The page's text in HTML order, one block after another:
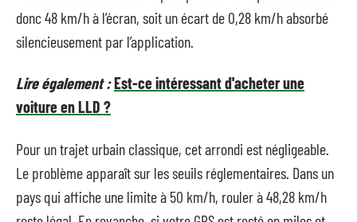
donc 48 km/h à l’écran, soit un écart de 0,28 km/h absorbé
silencieusement par l’application.
Lire également :Est-ce intéressant d'acheter une
voiture en LLD ?
Pour un trajet urbain classique, cet arrondi est négligeable.
Le problème apparaît sur les seuils réglementaires. Dans un
pays qui affiche une limite à 50 km/h, rouler à 48,28 km/h